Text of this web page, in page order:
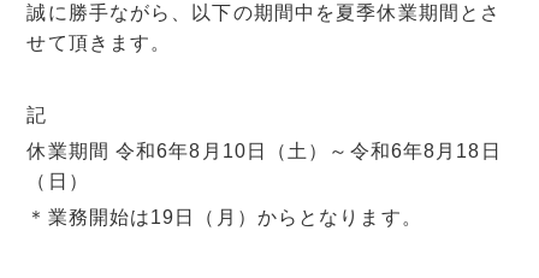
誠に勝手ながら、以下の期間中を夏季休業期間とさ
せて頂きます。
記
休業期間 令和6年8月10日（土）～令和6年8月18日
（日）
＊業務開始は19日（月）からとなります。